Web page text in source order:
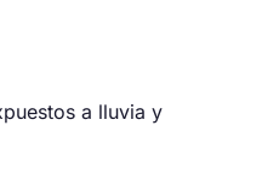
a lluvia y